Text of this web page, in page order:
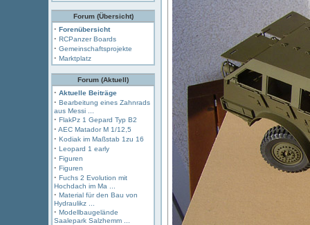
Forum (Übersicht)
· Forenübersicht
· RCPanzer Boards
· Gemeinschaftsprojekte
· Marktplatz
Forum (Aktuell)
· Aktuelle Beiträge
· Bearbeitung eines Zahnrads
aus Messi ...
· FlakPz 1 Gepard Typ B2
· AEC Matador M 1/12,5
· Kodiak im Maßstab 1zu 16
· Leopard 1 early
· Figuren
· Figuren
· Fuchs 2 Evolution mit
Hochdach im Ma ...
· Material für den Bau von
Hydraulikz ...
· Modellbaugelände
Saalepark Salzhemm ...